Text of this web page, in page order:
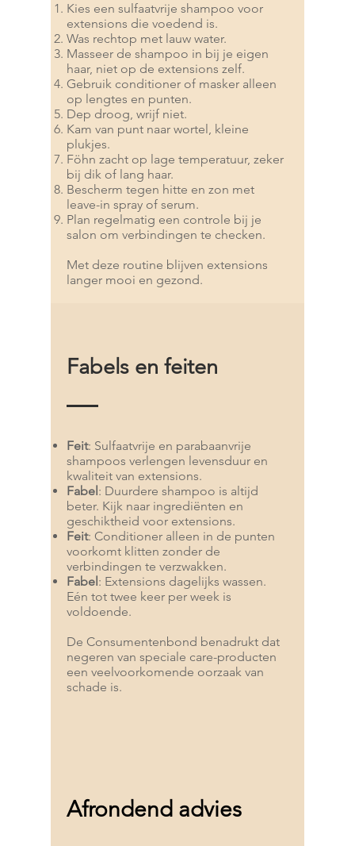
Kies een sulfaatvrije shampoo voor
extensions die voedend is.
Was rechtop met lauw water.
Masseer de shampoo in bij je eigen
haar, niet op de extensions zelf.
Gebruik conditioner of masker alleen
op lengtes en punten.
Dep droog, wrijf niet.
Kam van punt naar wortel, kleine
plukjes.
Föhn zacht op lage temperatuur, zeker
bij dik of lang haar.
Bescherm tegen hitte en zon met
leave-in spray of serum.
Plan regelmatig een controle bij je
salon om verbindingen te checken.
Met deze routine blijven extensions
langer mooi en gezond.
Fabels en feiten
Feit: Sulfaatvrije en parabaanvrije
shampoos verlengen levensduur en
kwaliteit van extensions.
Fabel : Duurdere shampoo is altijd
beter. Kijk naar ingrediënten en
geschiktheid voor extensions.
Feit: Conditioner alleen in de punten
voorkomt klitten zonder de
verbindingen te verzwakken.
Fabel : Extensions dagelijks wassen.
Eén tot twee keer per week is
voldoende.
De Consumentenbond benadrukt dat
negeren van speciale care-producten
een veelvoorkomende oorzaak van
schade is.
Afrondend advies